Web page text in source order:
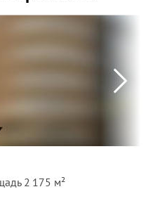
2 175 м²